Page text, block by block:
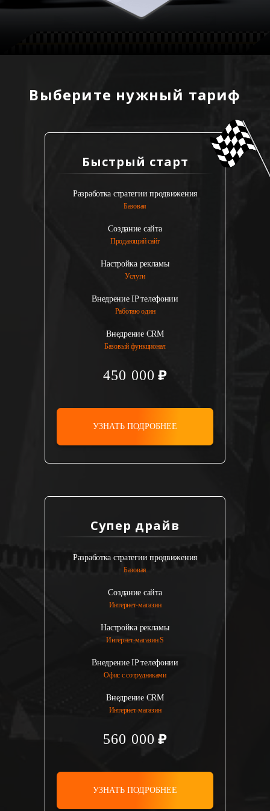
Выберите нужный тариф
Быстрый старт
Разработка стратегии продвижения
Базовая
Создание сайта
Продающий сайт
Настройка рекламы
Услуги
Внедрение IP телефонии
Работаю один
Внедрение CRM
Базовый функционал
450 000
УЗНАТЬ ПОДРОБНЕЕ
Супер драйв
Разработка стратегии продвижения
Базовая
Создание сайта
Интернет-магазин
Настройка рекламы
Интернет-магазин S
Внедрение IP телефонии
Офис с сотрудниками
Внедрение CRM
Интернет-магазин
560 000
УЗНАТЬ ПОДРОБНЕЕ